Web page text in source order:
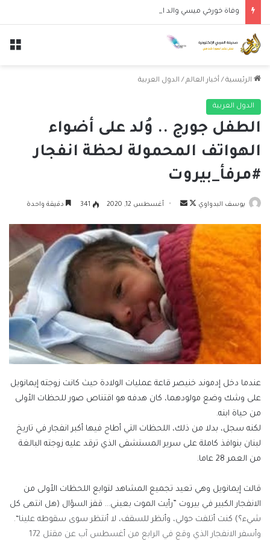
وفاة خورخي ميسي والد النجم الأرجنتيني ليونيل ميسي عن عمر 68 عاماً
الرئيسية / أخبار العالم / الدول العربية
الدول العربية
الطفل جورج .. وُلد على أضواء
الهواتف المحمولة لحظة انفجار
#مرفأ_بيروت
يوسف البدواوي
تابع
X
أرسل
إلكترونيا
أغسطس 12, 2020 341 دقيقة واحدة
عندما دخل إدموند خنيصر قاعة عمليات الولادة حيث كانت زوجته إيمانويل
على وشك وضع مولودهما، كان هدفه هو اقتناص صور للحظات الأولى
من حياة ابنه.
لكنه سجل، بدلا من ذلك، اللحظات التي أطاح فيها أكبر انفجار في تاريخ
لبنان بنوافذ كاملة على سرير المستشفى الذي ترقد عليه زوجته البالغة
من العمر 28 عاما.
قالت إيمانويل وهي تعيد تجميع المشاهد لتوابع اللحظات الأولى من
الانفجار الكبير في بيروت ”رأيت الموت بعيني… قفز السؤال (هل انتهى كل
شيء؟) كنت أتلفت حولي، وأنظر للسقف، لا أنتظر سوى سقوطه علينا“.
وأسفر الانفجار الذي وقع في الرابع من أغسطس آب عن مقتل 172